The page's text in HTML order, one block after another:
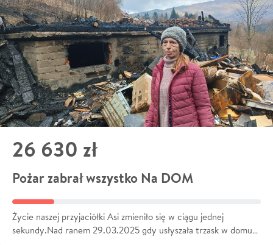
26 630 zł
Pożar zabrał wszystko Na DOM
Życie naszej przyjaciółki Asi zmieniło się w ciągu jednej
sekundy.Nad ranem 29.03.2025 gdy usłyszała trzask w domu…